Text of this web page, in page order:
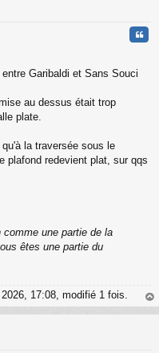
Garibaldi et Sans Souci
au dessus était trop
plate.
la traversée sous le
plafond redevient plat, sur qqs
une partie de la
êtes une partie du
17:08, modifié 1 fois.
au